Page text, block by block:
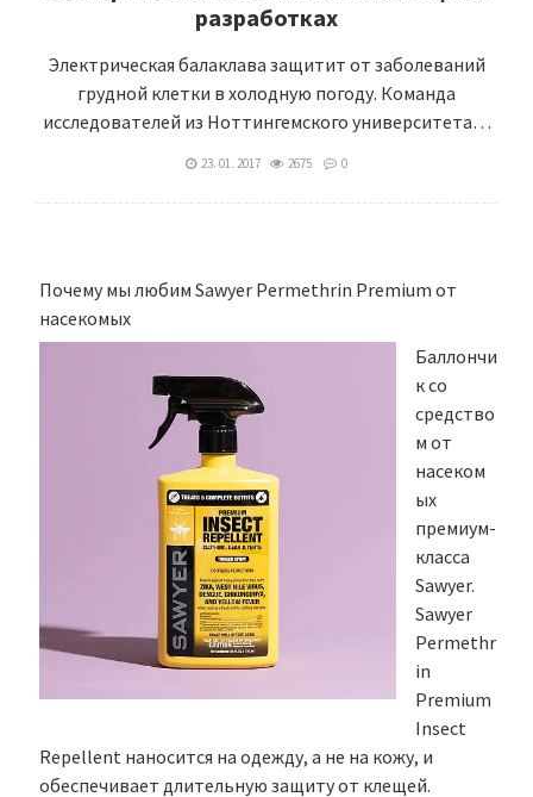
разработках
Электрическая балаклава защитит от заболеваний
грудной клетки в холодную погоду. Команда
исследователей из Ноттингемского университета…
23. 01. 2017 2675 0
Почему мы любим Sawyer Permethrin Premium от
насекомых
Баллончи
к со
средство
м от
насеком
ых
премиум-
класса
Sawyer.
Sawyer
Permethr
in
Premium
Insect
Repellent наносится на одежду, а не на кожу, и
обеспечивает длительную защиту от клещей.